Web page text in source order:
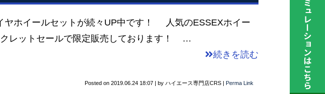
ホイールセットが続々UP中です！ 人気のESSEXホイー
レットセールで限定販売しております！ …
続きを読む
Posted on 2019.06.24 18:07 | by ハイエース専門店CRS | Perma Link